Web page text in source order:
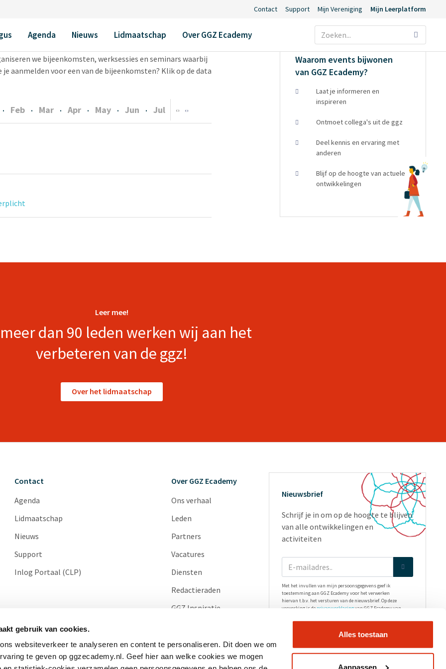
gebruik van cookies.
websiteverkeer te analyseren en content te personaliseren. Dit doen we om
te geven op ggzecademy.nl. Geef hier aan welke cookies we mogen
Alles toestaan
Aanpassen
Contact Support Mijn Vereniging Mijn Leerplatform
Agenda Nieuws Lidmaatschap Over GGZ Ecademy
we bijeenkomsten, werksessies en seminars waarbij
aanmelden voor een van de bijeenkomsten? Klik op de data
· Feb · Mar · Apr · May · Jun · Jul
Waarom events bijwonen
van GGZ Ecademy?
Laat je informeren en
inspireren
Ontmoet collega's uit de ggz
Deel kennis en ervaring met
anderen
Blijf op de hoogte van actuele
ontwikkelingen
Leer mee!
dan 90 leden werken wij aan het
verbeteren van de ggz!
Over het lidmaatschap
Contact
Agenda
Lidmaatschap
Nieuws
Support
Inlog Portaal (CLP)
Over GGZ Ecademy
Ons verhaal
Leden
Partners
Vacatures
Diensten
Redactieraden
GGZ Inspiratie
Nieuwsbrief
Schrijf je in om op de hoogte te blijven
van alle ontwikkelingen en
activiteiten
Met het invullen van mijn persoonsgegevens geef ik
toestemming aan GGZ Ecademy voor het verwerken
hiervan t.b.v. het versturen van de nieuwsbrief. Op deze
verwerking is de privacyverklaringvan GGZ Ecademy van